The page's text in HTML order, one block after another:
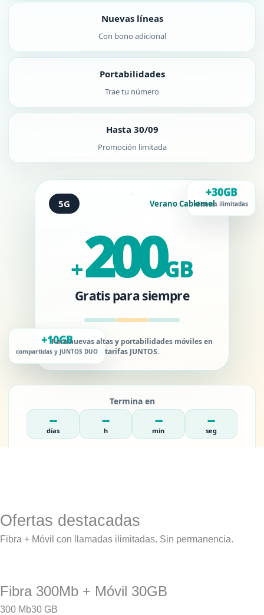
Nuevas líneas
Con bono adicional
Portabilidades
Trae tu número
Hasta 30/09
Promoción limitada
5G Verano Cablemel
+200GB
Gratis para siempre
Para nuevas altas y portabilidades móviles en
tarifas JUNTOS.
+30GB
clientes ilimitadas
+10GB
compartidas y JUNTOS DUO
Termina en
--
días
--
h
--
min
--
seg
Ofertas destacadas
Fibra + Móvil con llamadas ilimitadas. Sin permanencia.
Fibra 300Mb + Móvil 30GB
300 Mb30 GB